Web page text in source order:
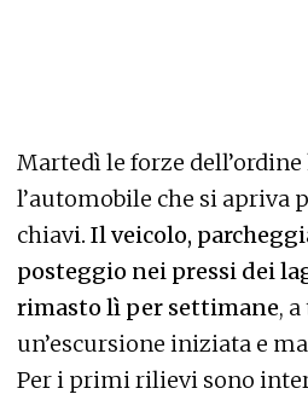
Martedì le forze
l’automobile che si apriva
chiavi. Il veicolo,
posteggio nei pressi dei
rimasto lì per settimane,
un’escursione iniziata e
Per i primi rilievi sono